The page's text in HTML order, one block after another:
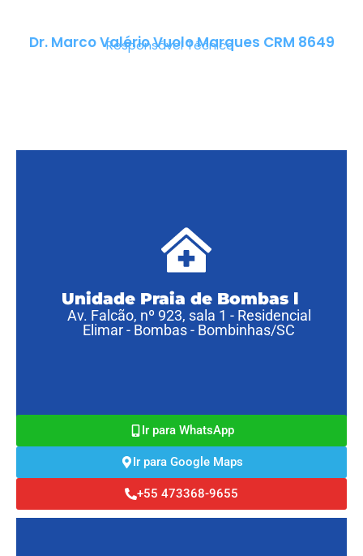
Dr. Marco Valério Vuolo Marques CRM 8649
Responsável Técnico
Unidade Praia de Bombas l
Av. Falcão, nº 923, sala 1 - Residencial
Elimar - Bombas - Bombinhas/SC
Ir para WhatsApp
Ir para Google Maps
‪+55 473368-9655